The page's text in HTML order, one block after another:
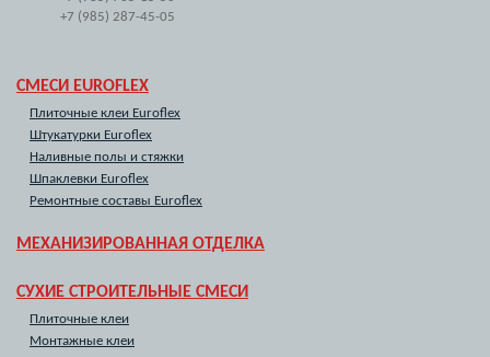
СМЕСИ EUROFLEX
Плиточные клеи Euroflex
Штукатурки Euroflex
Наливные полы и стяжки
Шпаклевки Euroflex
Ремонтные составы Euroflex
МЕХАНИЗИРОВАННАЯ ОТДЕЛКА
СУХИЕ СТРОИТЕЛЬНЫЕ СМЕСИ
Плиточные клеи
Монтажные клеи
+7 (985) 287-45-05